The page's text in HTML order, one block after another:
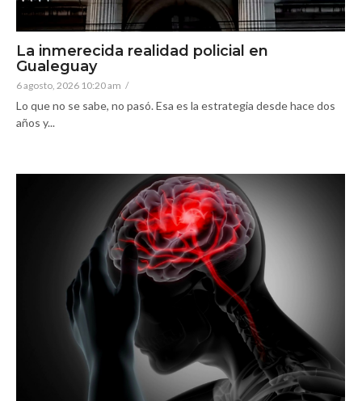
La inmerecida realidad policial en
Gualeguay
6 agosto, 2026 10:20 am /
Lo que no se sabe, no pasó. Esa es la estrategia desde hace dos
años y...